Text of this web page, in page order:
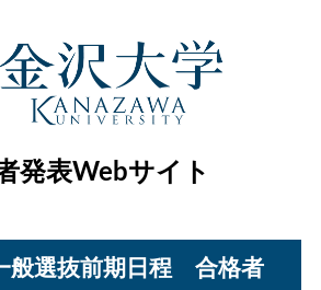
発表Webサイト
般選抜前期日程 合格者